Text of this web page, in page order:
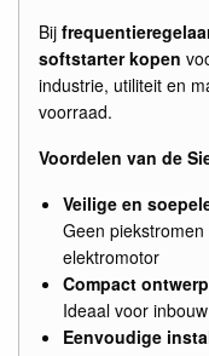
Bij
softstarter kopen
industrie, utiliteit en
voorraad.
Voordelen van de
Veilige en
Geen
elektromotor
Compact ontwerp
Ideaal voor
Eenvoudige